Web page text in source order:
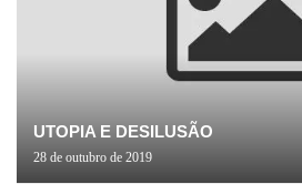
UTOPIA E DESILUSÃO
28 de outubro de 2019